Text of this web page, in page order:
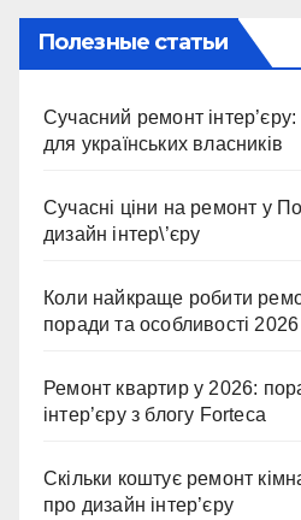
Полезные статьи
Сучасний ремонт
для українських власників
Сучасні ціни на ремонт у
дизайн інтер\’єру
Коли найкраще робити
поради та особливості 2026
Ремонт квартир у 2026:
інтер’єру з блогу Forteca
Скільки коштує ремонт
про дизайн інтер’єру